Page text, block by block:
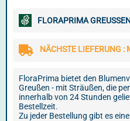
FLORAPRIMA GREUSSEN
NÄCHSTE LIEFERUNG :
FloraPrima bietet den
Greußen - mit Sträußen, die
innerhalb von 24 Stunden
Bestellzeit.
Zu jeder Bestellung gibt es